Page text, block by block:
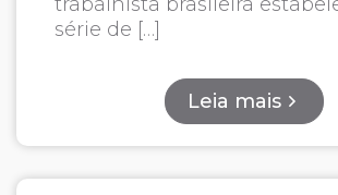
série de […]
Leia mais